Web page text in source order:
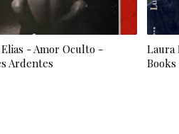
- Amor Oculto -
Ardentes
Laura
Books